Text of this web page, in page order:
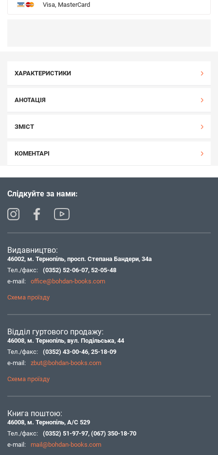
Visa, MasterCard
ХАРАКТЕРИСТИКИ
АНОТАЦІЯ
ЗМІСТ
КОМЕНТАРІ
Слідкуйте за нами:
Видавництво:
46002, м. Тернопіль, просп. Степана Бандери, 34а
Тел./факс:
(0352) 52-06-07, 52-05-48
e-mail:
office@bohdan-books.com
Схема проїзду
Відділ гуртового продажу:
46008, м. Тернопіль, вул. Подільська, 44
Тел./факс:
(0352) 43-00-46, 25-18-09
e-mail:
zbut@bohdan-books.com
Схема проїзду
Книга поштою:
46008, м. Тернопіль, А/С 529
Тел./факс:
(0352) 51-97-97, (067) 350-18-70
e-mail:
mail@bohdan-books.com